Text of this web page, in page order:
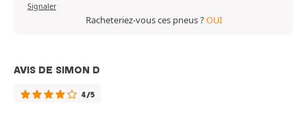
Signaler
Racheteriez-vous ces pneus ?OUI
AVIS DE SIMON D
4/5